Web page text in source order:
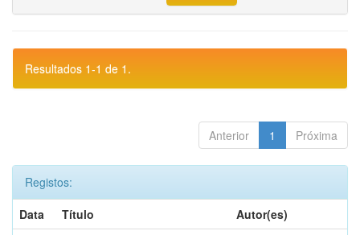
Resultados 1-1 de 1.
Anterior 1 Próxima
Registos:
Data
Título
Autor(es)